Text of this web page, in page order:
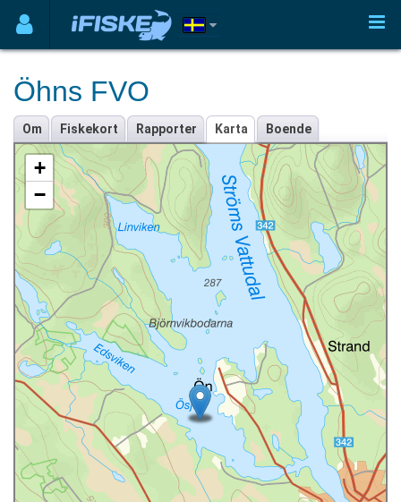
Öhns FVO
Om Fiskekort Rapporter Karta Boende
+
−